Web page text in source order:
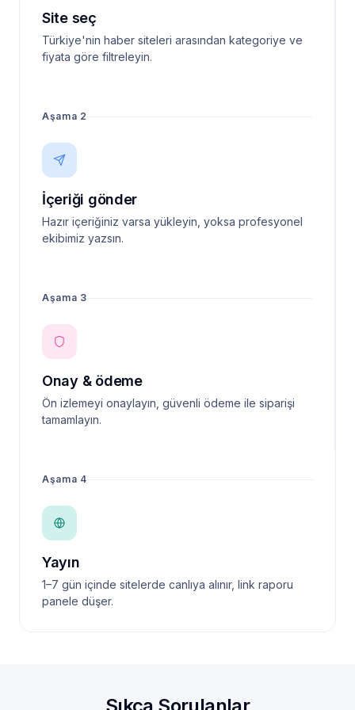
Site seç
Türkiye'nin haber siteleri arasından kategoriye ve
fiyata göre filtreleyin.
Aşama 2
İçeriği gönder
Hazır içeriğiniz varsa yükleyin, yoksa profesyonel
ekibimiz yazsın.
Aşama 3
Onay & ödeme
Ön izlemeyi onaylayın, güvenli ödeme ile siparişi
tamamlayın.
Aşama 4
Yayın
1–7 gün içinde sitelerde canlıya alınır, link raporu
panele düşer.